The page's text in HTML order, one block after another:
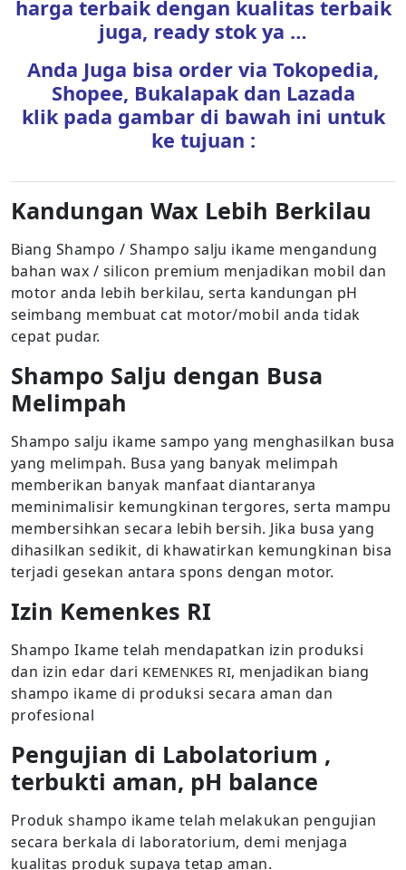
harga terbaik dengan kualitas terbaik
juga, ready stok ya …
Anda Juga bisa order via Tokopedia,
Shopee, Bukalapak dan Lazada
klik pada gambar di bawah ini untuk
ke tujuan :
Kandungan Wax Lebih Berkilau
Biang Shampo / Shampo salju ikame mengandung
bahan wax / silicon premium menjadikan mobil dan
motor anda lebih berkilau, serta kandungan pH
seimbang membuat cat motor/mobil anda tidak
cepat pudar.
Shampo Salju dengan Busa
Melimpah
Shampo salju ikame sampo yang menghasilkan busa
yang melimpah. Busa yang banyak melimpah
memberikan banyak manfaat diantaranya
meminimalisir kemungkinan tergores, serta mampu
membersihkan secara lebih bersih. Jika busa yang
dihasilkan sedikit, di khawatirkan kemungkinan bisa
terjadi gesekan antara spons dengan motor.
Izin Kemenkes RI
Shampo Ikame telah mendapatkan izin produksi
dan izin edar dari KEMENKES RI, menjadikan biang
shampo ikame di produksi secara aman dan
profesional
Pengujian di Labolatorium ,
terbukti aman, pH balance
Produk shampo ikame telah melakukan pengujian
secara berkala di laboratorium, demi menjaga
kualitas produk supaya tetap aman.